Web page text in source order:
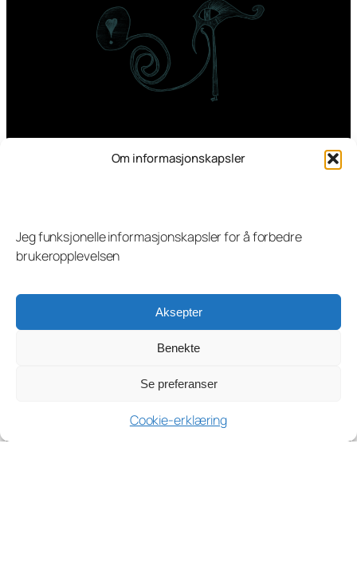
Om informasjonskapsler
Jeg funksjonelle informasjonskapsler for å forbedre
brukeropplevelsen
Aksepter
Benekte
Se preferanser
Cookie-erklæring